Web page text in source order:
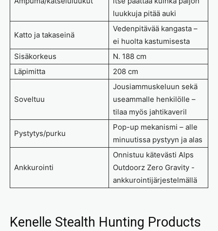
luukkuja pitää auki
Katto ja takaseinä
Vedenpitävää kangasta –
ei huolta kastumisesta
Sisäkorkeus
N. 188 cm
Läpimitta
208 cm
Soveltuu
Jousiammuskeluun sekä
useammalle henkilölle –
tilaa myös jahtikaveril
Pystytys/purku
Pop-up mekanismi – alle
minuutissa pystyyn ja alas
Ankkurointi
Onnistuu kätevästi Alps
Outdoorz Zero Gravity -
ankkurointijärjestelmällä
Kenelle Stealth Hunting Products